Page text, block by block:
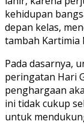
kehidupan
depan kelas,
tambah Kartimia
Pada dasarnya,
peringatan Hari
penghargaan
ini tidak cukup
untuk